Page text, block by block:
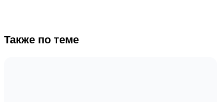
Также по теме